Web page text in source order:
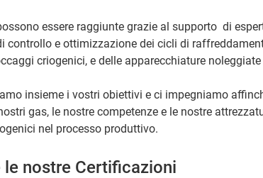
essere raggiunte grazie al supporto di
controllo e ottimizzazione dei cicli di
criogenici, e delle apparecchiature
insieme i vostri obiettivi e ci impegniamo
gas, le nostre competenze e le nostre
nel processo produttivo.
nostre Certificazioni